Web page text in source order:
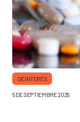
DE INTERÉS
5 DE SEPTIEMBRE 2025